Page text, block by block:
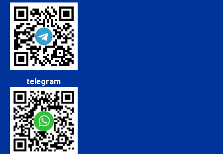
telegram